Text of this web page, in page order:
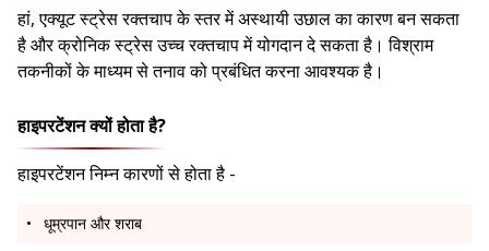
हां, एक्यूट स्ट्रेस रक्तचाप के स्तर में अस्थायी उछाल का कारण बन सकता
है और क्रोनिक स्ट्रेस उच्च रक्तचाप में योगदान दे सकता है। विश्राम
तकनीकों के माध्यम से तनाव को प्रबंधित करना आवश्यक है।
हाइपरटेंशन क्यों होता है?
हाइपरटेंशन निम्न कारणों से होता है -
धूम्रपान और शराब